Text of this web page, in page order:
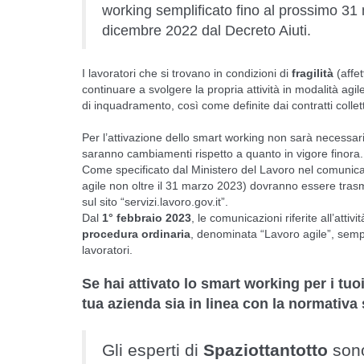
working semplificato fino al prossimo
dicembre 2022 dal Decreto Aiuti.
I lavoratori che si trovano in condizioni di fragilità
continuare a svolgere la propria attività in modalità
di inquadramento, così come definite dai contratti
Per l’attivazione dello smart working non sarà
saranno cambiamenti rispetto a quanto in vigore finora.
Come specificato dal Ministero del Lavoro nel
agile non oltre il 31 marzo 2023) dovranno essere
sul sito “servizi.lavoro.gov.it”.
Dal 1° febbraio 2023, le comunicazioni riferite
procedura ordinaria, denominata “Lavoro agile”,
lavoratori.
Se hai attivato lo smart working per i
tua azienda sia in linea con la normativa
Gli esperti di Spaziottantotto